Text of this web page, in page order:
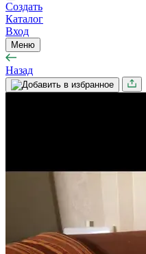
Создать
Каталог
Вход
Меню
Назад